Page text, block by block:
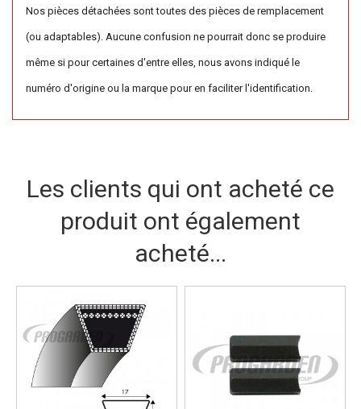
Nos pièces détachées sont toutes des pièces de remplacement
(ou adaptables). Aucune confusion ne pourrait donc se produire
même si pour certaines d'entre elles, nous avons indiqué le
numéro d'origine ou la marque pour en faciliter l'identification.
Les clients qui ont acheté ce
produit ont également
acheté...